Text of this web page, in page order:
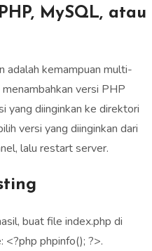
MySQL, atau
adalah kemampuan multi-
versi PHP
yang diinginkan ke direktori
versi yang diinginkan dari
lalu restart server.
buat file index.php di
phpinfo(); ?>.